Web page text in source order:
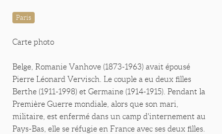
Paris
Carte photo
Belge, Romanie Vanhove (1873-1963) avait épousé
Pierre Léonard Vervisch. Le couple a eu deux filles
Berthe (1911-1998) et Germaine (1914-1915). Pendant la
Première Guerre mondiale, alors que son mari,
militaire, est enfermé dans un camp d'internement au
Pays-Bas, elle se réfugie en France avec ses deux filles.